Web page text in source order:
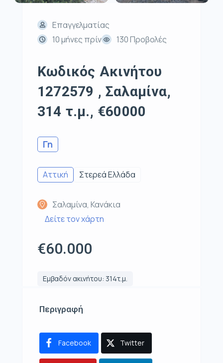
Επαγγελματίας
10 μήνες πρίν
130 Προβολές
Κωδικός Ακινήτου
1272579 , Σαλαμίνα,
314 τ.μ., €60000
Γη
Αττική Στερεά Ελλάδα
Σαλαμίνα, Κανάκια
Δείτε τον χάρτη
€60.000
Εμβαδόν ακινήτου: 314τ.μ.
Περιγραφή
Facebook Twitter